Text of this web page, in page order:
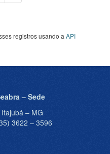
registros usando a API
– Sede
– MG
3622 – 3596